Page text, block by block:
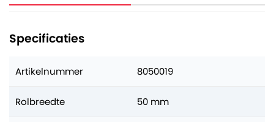
Specificaties
Artikelnummer 8050019
Rolbreedte 50 mm